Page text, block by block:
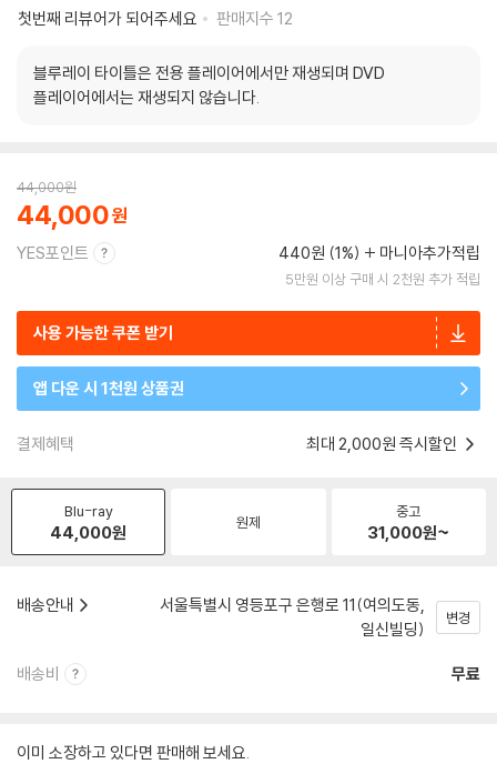
첫번째 리뷰어가 되어주세요
판매지수 12
블루레이 타이틀은 전용 플레이어에서만 재생되며 DVD
플레이어에서는 재생되지 않습니다.
44,000원
44,000
YES포인트 440원 (1%) 마니아추가적립
5만원 이상 구매 시 2천원 추가 적립
사용 가능한 쿠폰 받기
앱 다운 시 1천원 상품권
결제혜택 최대 2,000원 즉시할인
Blu-ray
44,000원 원제
중고
31,000원~
배송안내
서울특별시 영등포구 은행로 11(여의도동,
일신빌딩)
변경
배송비 무료
이미 소장하고 있다면 판매해 보세요.